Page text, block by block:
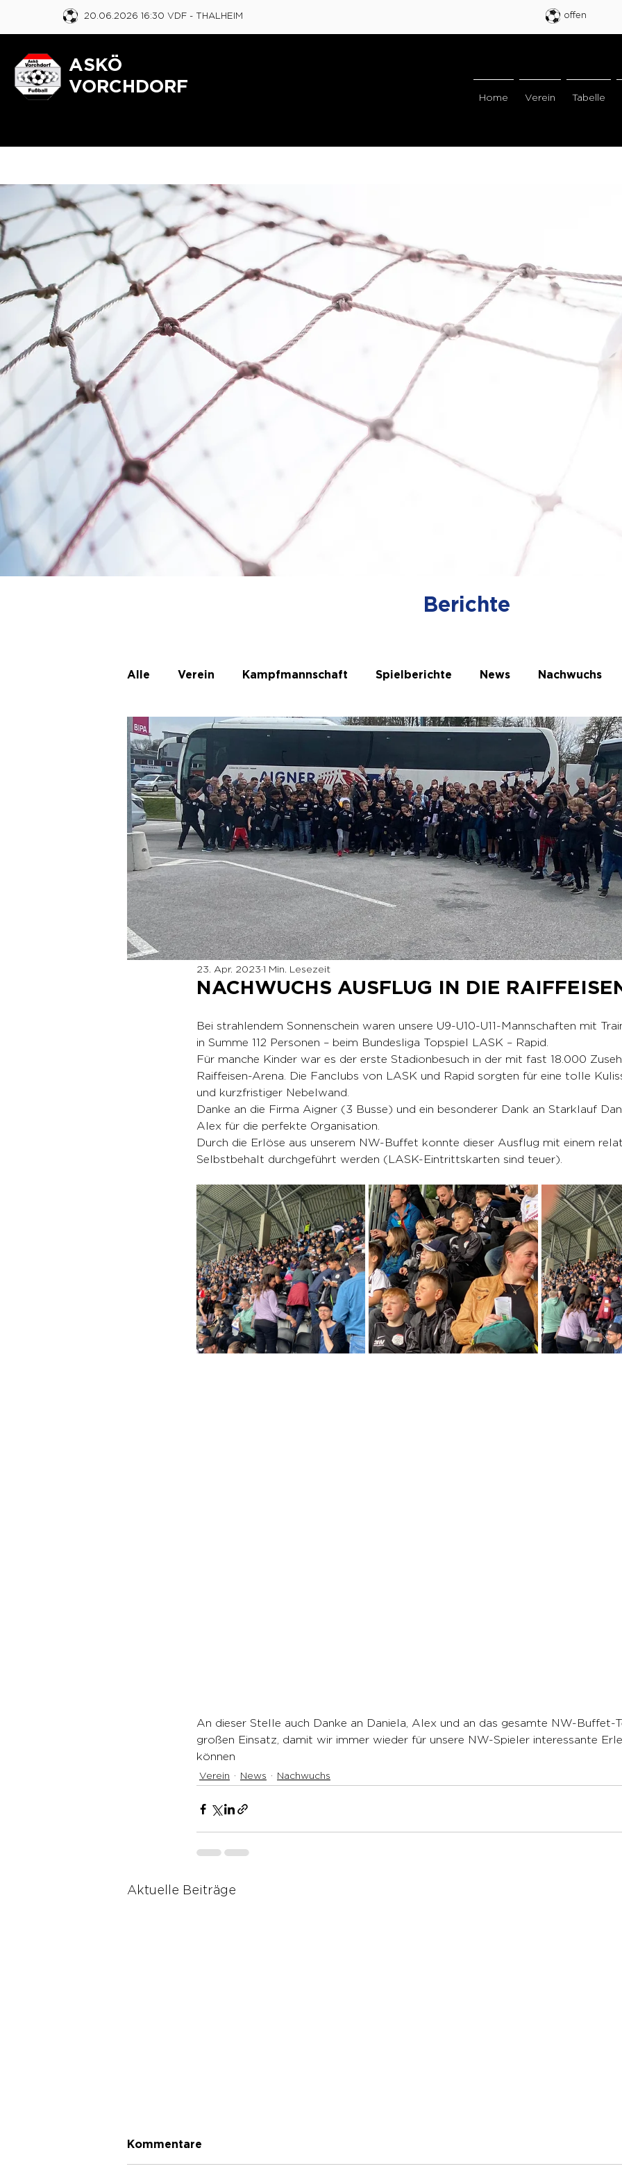
20.06.2026 16:30 VDF - THALHEIM offen
ASKÖ
VORCHDORF
Home Verein Tabelle
Berichte
Alle Verein Kampfmannschaft Spielberichte News Nachwuchs
ASKÖ Ladies Unbenannte Kategorie
NACHWUCHS AUSFLUG IN DIE
23. Apr. 2023 1 Min. Lesezeit
Bei strahlendem Sonnenschein waren unsere U9-U10-U11-Mannschaften mit
in Summe 112 Personen – beim Bundesliga Topspiel LASK – Rapid.
Für manche Kinder war es der erste Stadionbesuch in der mit fast 18.000
Raiffeisen-Arena. Die Fanclubs von LASK und Rapid sorgten für eine tolle
und kurzfristiger Nebelwand.
Danke an die Firma Aigner (3 Busse) und ein besonderer Dank an Starklauf
Alex für die perfekte Organisation.
Durch die Erlöse aus unserem NW-Buffet konnte dieser Ausflug mit einem
Selbstbehalt durchgeführt werden (LASK-Eintrittskarten sind teuer).
An dieser Stelle auch Danke an Daniela, Alex und an das gesamte NW-Buffet-
großen Einsatz, damit wir immer wieder für unsere NW-Spieler interessante
können
Verein News Nachwuchs
Aktuelle Beiträge
Kommentare